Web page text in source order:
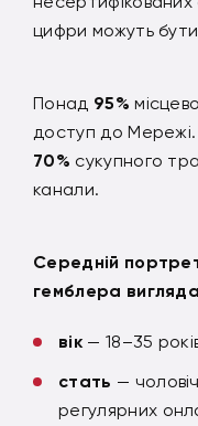
цифри можуть
Понад 95%
доступ до
70% сукупного
канали.
Середній
гемблера
вік— 18–35
стать —
регулярних